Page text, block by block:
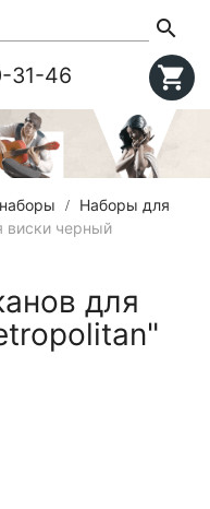
search
31-46
shopping_cart
Наборы для
виски черный
для